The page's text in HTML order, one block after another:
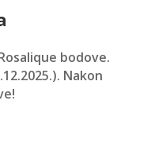
bodove.
Nakon